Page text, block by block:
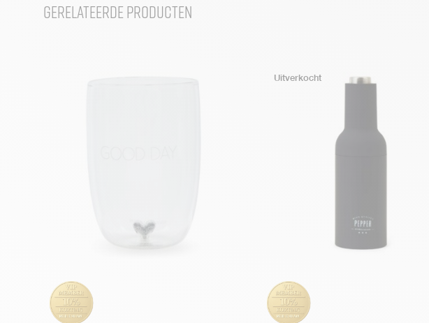
Gerelateerde producten